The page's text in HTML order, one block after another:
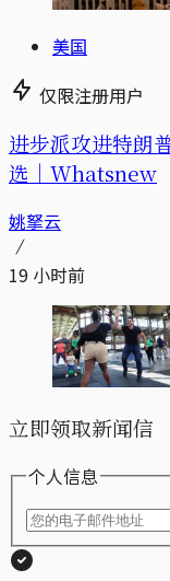
美国
仅限注册用户
进步派攻进特朗
选｜Whatsnew
姚拏云
19 小时前
立即领取新闻信
个人信息